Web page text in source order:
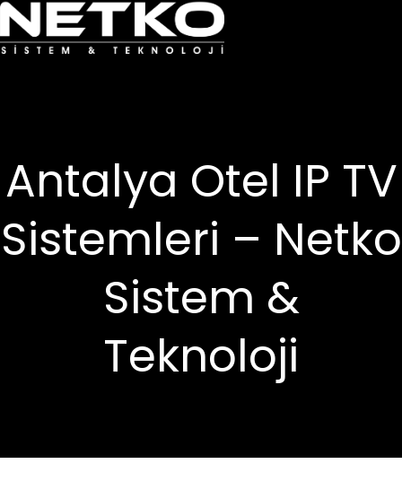
Antalya Otel IP TV
Sistemleri – Netko
Sistem &
Teknoloji